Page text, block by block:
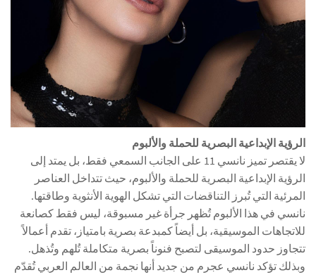
الرؤية الإبداعية البصرية للحملة والألبوم
لا يقتصر تميز نانسي 11 على الجانب السمعي فقط، بل يمتد إلى
الرؤية الإبداعية البصرية للحملة والألبوم، حيث تتداخل العناصر
المرئية التي تُبرز التناقضات التي تشكل الهوية الأنثوية وطاقتها.
نانسي في هذا الألبوم تُظهر جرأة غير مسبوقة، ليس فقط كصانعة
للاتجاهات الموسيقية، بل أيضاً كمبدعة بصرية بامتياز، تقدم أعمالاً
تتجاوز حدود الموسيقى لتصبح فنوناً بصرية متكاملة تُلهم وتُذهل.
وبذلك تؤكد نانسي عجرم من جديد أنها نجمة من العالم العربي تُقدّم